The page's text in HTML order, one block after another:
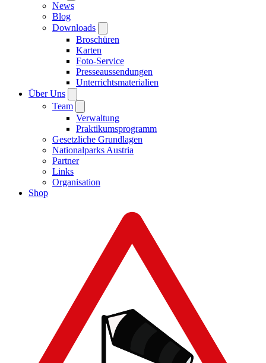
News
Blog
Downloads
Broschüren
Karten
Foto-Service
Presseaussendungen
Unterrichtsmaterialien
Über Uns
Team
Verwaltung
Praktikumsprogramm
Gesetzliche Grundlagen
Nationalparks Austria
Partner
Links
Organisation
Shop